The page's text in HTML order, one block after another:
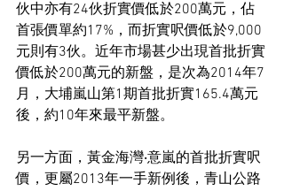
伙中亦有24伙折實價低於200萬元，佔
首張價單約17%，而折實呎價低於9,000
元則有3伙。近年市場甚少出現首批折實
價低於200萬元的新盤，是次為2014年7
月，大埔嵐山第1期首批折實165.4萬元
後，約10年來最平新盤。
另一方面，黃金海灣‧意嵐的首批折實呎
價，更屬2013年一手新例後，青山公路